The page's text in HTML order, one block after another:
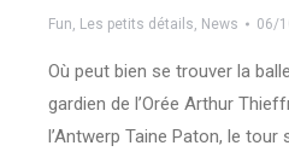
Fun, Les petits détails, News 06/
Où peut bien se trouver la
gardien de l’Orée Arthur
l’Antwerp Taine Paton, le tour